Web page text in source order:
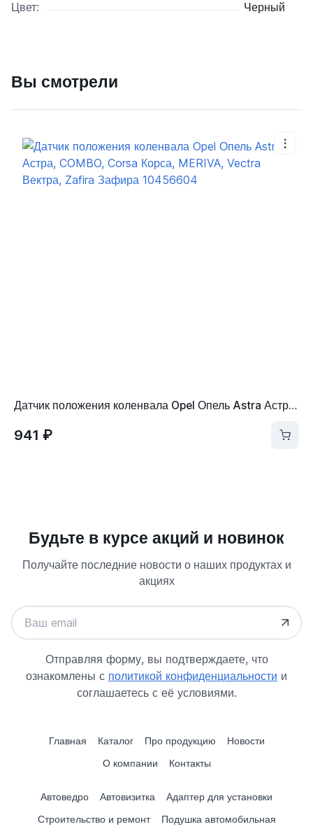
Цвет:
Черный
Вы смотрели
Датчик положения коленвала Opel Опель Astra Астра, COMBO, Corsa Корса, MERIVA, Vectra Вектра, Zafira Зафира 10456604
941 ₽
Будьте в курсе акций и новинок
Получайте последние новости о наших продуктах и
акциях
Отправляя форму, вы подтверждаете, что
ознакомлены с политикой конфиденциальности и
соглашаетесь с её условиями.
Главная Каталог Про продукцию
Новости
О компании
Контакты
Автоведро Автовизитка
Адаптер для установки
Строительство и ремонт
Подушка автомобильная